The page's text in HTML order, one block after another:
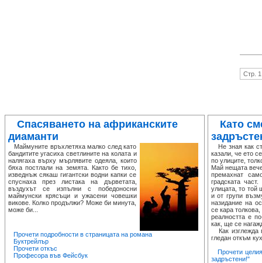
Стр.
Спасяването на африканските
диаманти
Маймуните връхлетяха малко след като
бандитите угасиха светлините на колата и
налягаха върху мърлявите одеяла, които
бяха постлали на земята. Както бе тихо,
изведнъж сякаш гигантски водни капки се
спуснаха през листака на дърветата,
въздухът се изпълни с победоносни
маймунски крясъци и ужасени човешки
викове. Колко продължи? Може би минута,
може би...
Прочети подробности в страницата на романа
Буктрейлър
Прочети откъс
Професора във Фейсбук
Като
Не зная как
казали, че ето
по улиците,
Май нещата
премахнат
градската
улицата, то той
и от групи
назидание на
се кара
реалността е
как, ще се
Как изглежда
гледан откъм
Прочети
задръстени!"